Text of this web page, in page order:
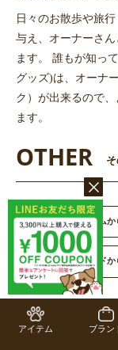
日々のお散歩や旅
与え、オーナーさ
ます。 誰もが知っ
グッズ)は、オーナ
ク）が出来るので
ます。
OTHER
アイテムか
ブランドか
アイテム ブラン